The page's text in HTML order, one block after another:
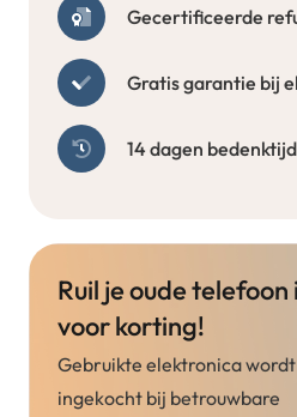
Gecertificeerde
Gratis garantie bij
14 dagen bedenktijd
Ruil je oude telefoon
voor korting!
Gebruikte elektronica wordt
ingekocht bij betrouwbare